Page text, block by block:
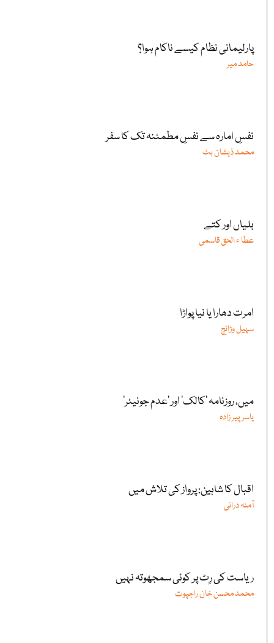
پارلیمانی نظام کیسے ناکام ہوا؟
حامد میر
نفسِ امارہ سے نفسِ مطمئنہ تک کا سفر
محمد ذیشان بٹ
بلیاں اور کتے
عطا ء الحق قاسمی
امرت دھارا یا نیا پواڑا
سہیل وڑائچ
میں، روزنامہ ’کالک‘ اور ’عدم جونیئر‘
یاسر پیر زادہ
اقبال کا شاہین: پرواز کی تلاش میں
آمنہ درانی
ریاست کی رِٹ پر کوئی سمجھوتہ نہیں
محمد محسن خان راجپوت